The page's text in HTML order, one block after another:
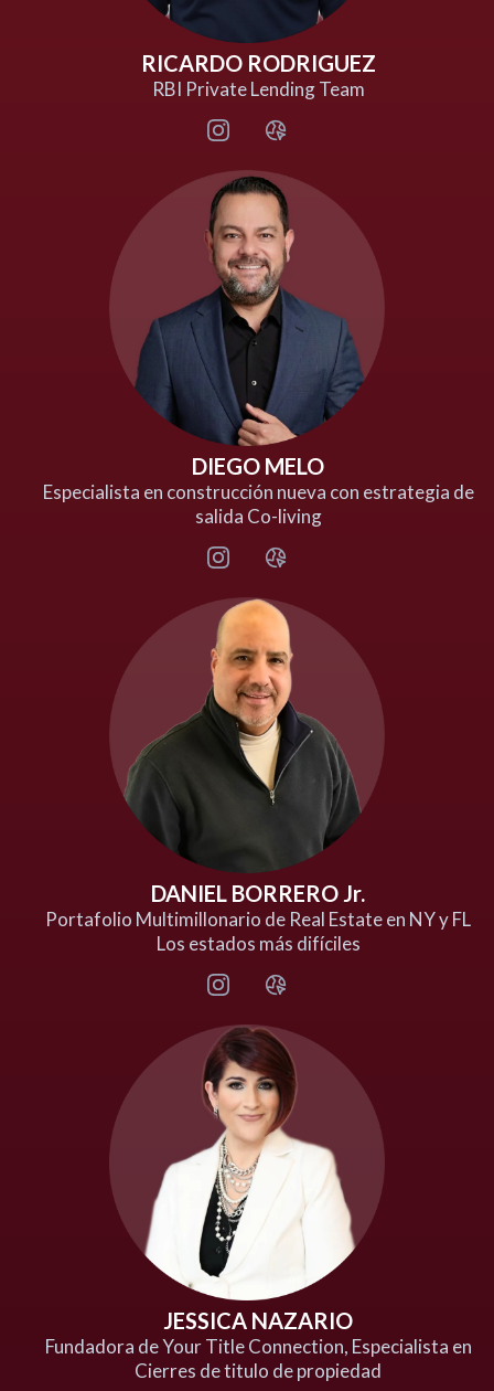
RICARDO RODRIGUEZ
RBI Private Lending Team
DIEGO MELO
Especialista en construcción nueva con estrategia de
salida Co-living
DANIEL BORRERO Jr.
Portafolio Multimillonario de Real Estate en NY y FL
Los estados más difíciles
JESSICA NAZARIO
Fundadora de Your Title Connection, Especialista en
Cierres de titulo de propiedad